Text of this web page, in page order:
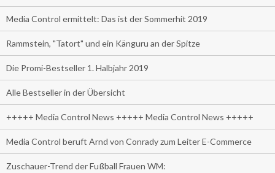
Media Control ermittelt: Das ist der Sommerhit 2019
Rammstein, "Tatort" und ein Känguru an der Spitze
Die Promi-Bestseller 1. Halbjahr 2019
Alle Bestseller in der Übersicht
+++++ Media Control News +++++ Media Control News +++++
Media Control beruft Arnd von Conrady zum Leiter E-Commerce
Zuschauer-Trend der Fußball Frauen WM: